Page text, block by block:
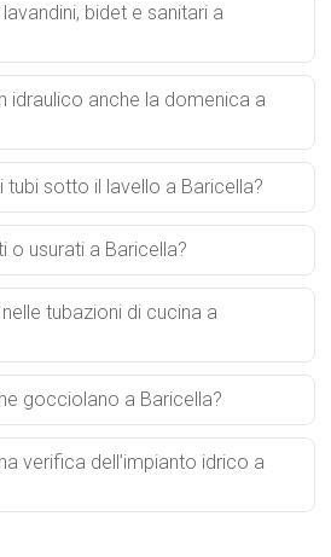
bidet e sanitari a
idraulico anche la domenica a
tubi sotto il lavello a Baricella?
o usurati a Baricella?
tubazioni di cucina a
gocciolano a Baricella?
verifica dell’impianto idrico a